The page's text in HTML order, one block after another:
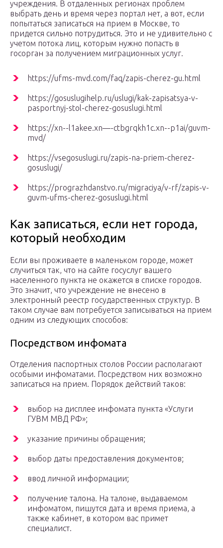
учреждения. В отдаленных регионах проблем
выбрать день и время через портал нет, а вот, если
попытаться записаться на прием в Москве, то
придется сильно потрудиться. Это и не удивительно с
учетом потока лиц, которым нужно попасть в
госорган за получением миграционных услуг.
https://ufms-mvd.com/faq/zapis-cherez-gu.html
https://gosuslugihelp.ru/uslugi/kak-zapisatsya-v-
pasportnyj-stol-cherez-gosuslugi.html
https://xn--l1akee.xn—-ctbgrqkh1c.xn--p1ai/guvm-
mvd/
https://vsegosuslugi.ru/zapis-na-priem-cherez-
gosuslugi/
https://prograzhdanstvo.ru/migraciya/v-rf/zapis-v-
guvm-ufms-cherez-gosuslugi.html
Как записаться, если нет города,
который необходим
Если вы проживаете в маленьком городе, может
случиться так, что на сайте госуслуг вашего
населенного пункта не окажется в списке городов.
Это значит, что учреждение не внесено в
электронный реестр государственных структур. В
таком случае вам потребуется записываться на прием
одним из следующих способов:
Посредством инфомата
Отделения паспортных столов России располагают
особыми инфоматами. Посредством них возможно
записаться на прием. Порядок действий таков:
выбор на дисплее инфомата пункта «Услуги
ГУВМ МВД РФ»;
указание причины обращения;
выбор даты предоставления документов;
ввод личной информации;
получение талона. На талоне, выдаваемом
инфоматом, пишутся дата и время приема, а
также кабинет, в котором вас примет
специалист.